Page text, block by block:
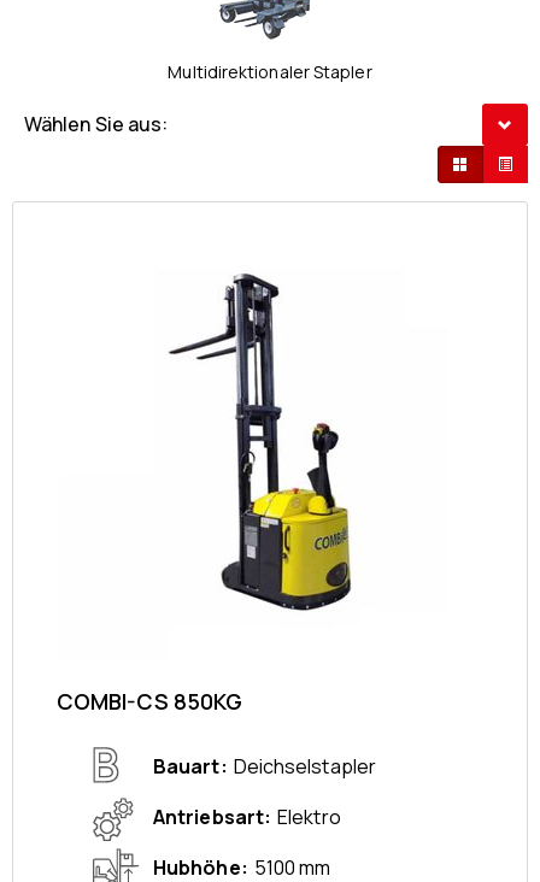
Multidirektionaler Stapler
Wählen Sie aus:
COMBI-CS 850KG
Bauart Deichselstapler
Antriebsart Elektro
Hubhöhe 5100 mm